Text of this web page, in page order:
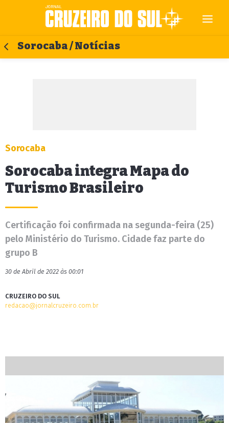
Sorocaba / Notícias
Sorocaba
Sorocaba integra Mapa do
Turismo Brasileiro
Certificação foi confirmada na segunda-feira (25)
pelo Ministério do Turismo. Cidade faz parte do
grupo B
30 de Abril de 2022 às 00:01
CRUZEIRO DO SUL
redacao@jornalcruzeiro.com.br